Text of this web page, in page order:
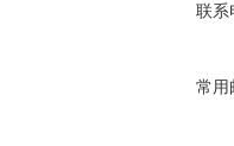
联系
常用